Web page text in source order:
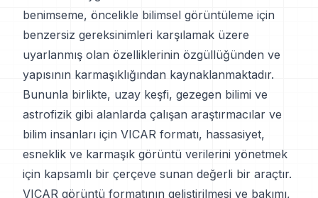
benimseme, öncelikle bilimsel görüntüleme için
benzersiz gereksinimleri karşılamak üzere
uyarlanmış olan özelliklerinin özgüllüğünden ve
yapısının karmaşıklığından kaynaklanmaktadır.
Bununla birlikte, uzay keşfi, gezegen bilimi ve
astrofizik gibi alanlarda çalışan araştırmacılar ve
bilim insanları için VICAR formatı, hassasiyet,
esneklik ve karmaşık görüntü verilerini yönetmek
için kapsamlı bir çerçeve sunan değerli bir araçtır.
VICAR görüntü formatının geliştirilmesi ve bakımı,